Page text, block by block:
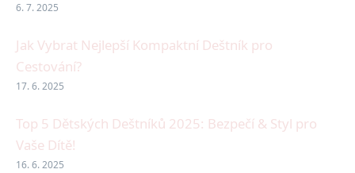
6. 7. 2025
Jak Vybrat Nejlepší Kompaktní Deštník pro
Cestování?
17. 6. 2025
Top 5 Dětských Deštníků 2025: Bezpečí & Styl pro
Vaše Dítě!
16. 6. 2025